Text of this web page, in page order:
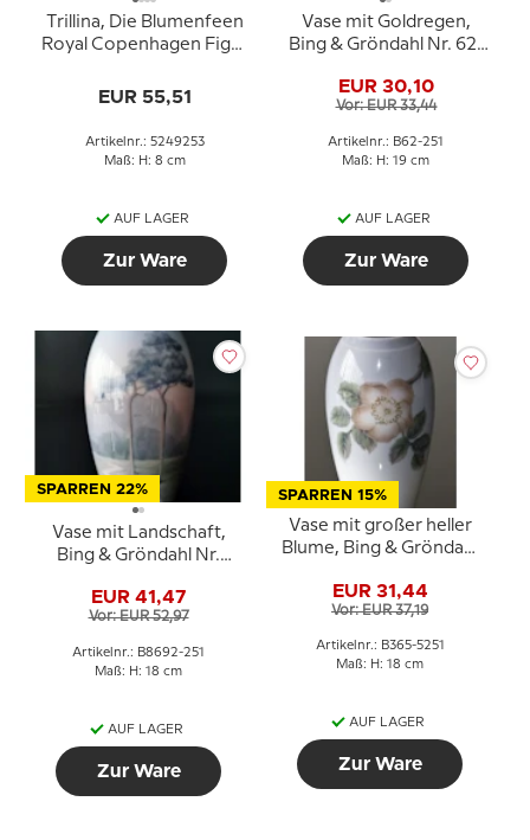
Trillina, Die Blumenfeen
Royal Copenhagen Figur
EUR 55,51
Artikelnr.: 5249253
Maß: H: 8 cm
AUF LAGER
Zur Ware
Vase mit Goldregen,
Bing & Gröndahl Nr. 62-
EUR 30,10
Vor: EUR 33,44
Artikelnr.: B62-251
Maß: H: 19 cm
AUF LAGER
Zur Ware
SPARREN 22%
Vase mit Landschaft,
Bing & Gröndahl Nr.
EUR 41,47
Vor: EUR 52,97
Artikelnr.: B8692-251
Maß: H: 18 cm
AUF LAGER
Zur Ware
SPARREN 15%
Vase mit großer heller
Blume, Bing & Gröndahl
251
EUR 31,44
Vor: EUR 37,19
Artikelnr.: B365-5251
Maß: H: 18 cm
AUF LAGER
Zur Ware